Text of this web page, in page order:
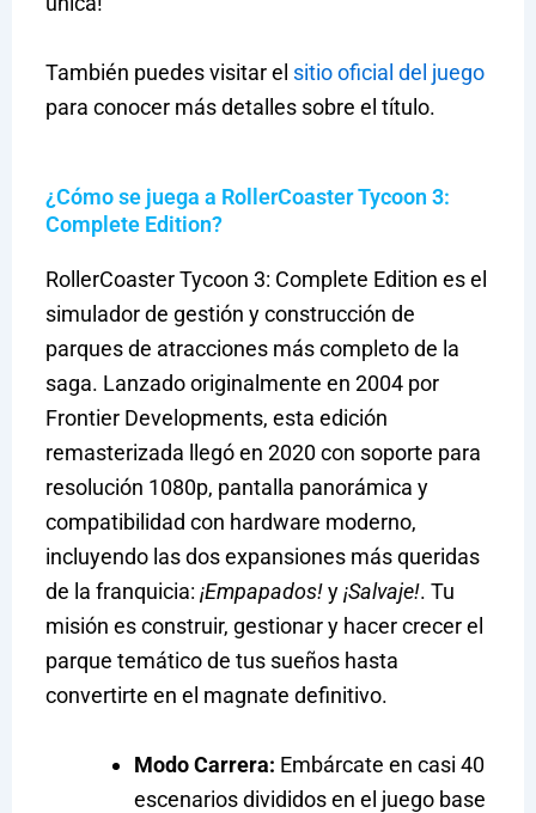
También puedes visitar el sitio oficial del juego
para conocer más detalles sobre el título.
¿Cómo se juega a RollerCoaster Tycoon 3:
Complete Edition?
RollerCoaster Tycoon 3: Complete Edition es el
simulador de gestión y construcción de
parques de atracciones más completo de la
saga. Lanzado originalmente en 2004 por
Frontier Developments, esta edición
remasterizada llegó en 2020 con soporte para
resolución 1080p, pantalla panorámica y
compatibilidad con hardware moderno,
incluyendo las dos expansiones más queridas
de la franquicia: ¡Empapados!y¡Salvaje!. Tu
misión es construir, gestionar y hacer crecer el
parque temático de tus sueños hasta
convertirte en el magnate definitivo.
Modo Carrera: Embárcate en casi 40
escenarios divididos en el juego base